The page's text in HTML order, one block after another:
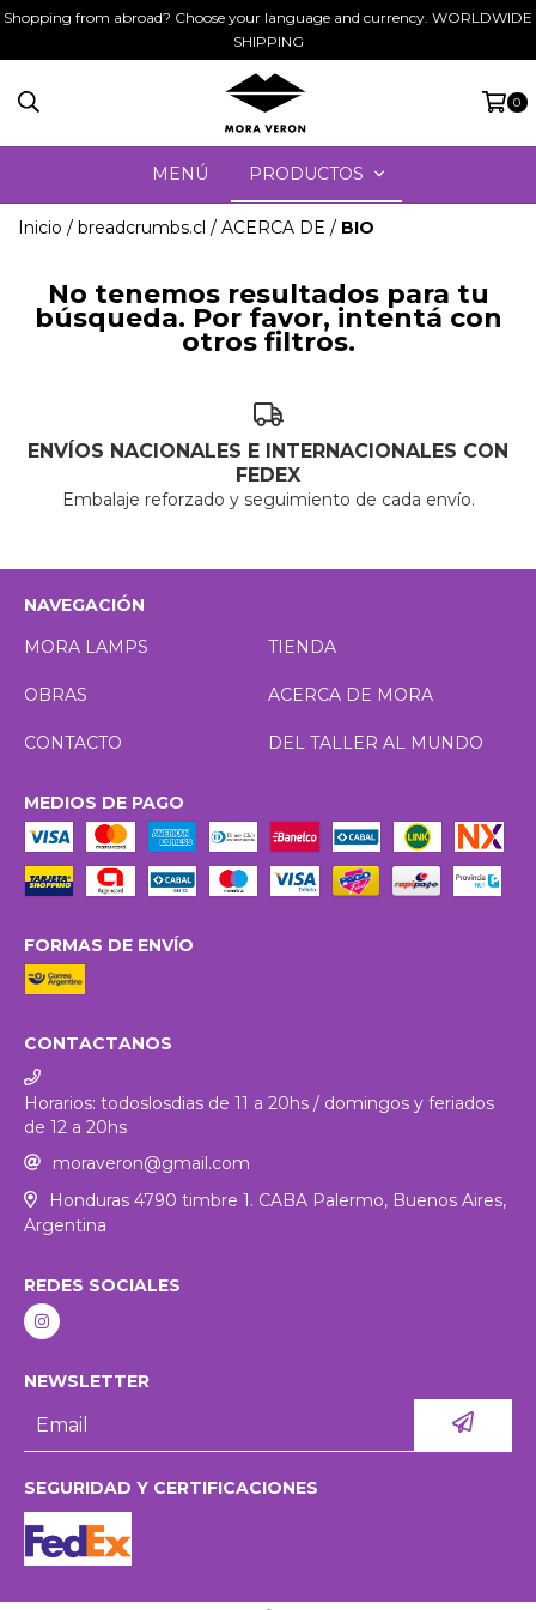
Shopping from abroad? Choose your language and currency. WORLDWIDE
SHIPPING
0
MENÚ PRODUCTOS
Inicio / breadcrumbs.cl / ACERCA DE / BIO
No tenemos resultados para tu
búsqueda. Por favor, intentá con
otros filtros.
ENVÍOS NACIONALES E INTERNACIONALES CON
FEDEX
Embalaje reforzado y seguimiento de cada envío.
NAVEGACIÓN
MORA LAMPS
TIENDA
OBRAS ACERCA DE MORA
CONTACTO DEL TALLER AL MUNDO
MEDIOS DE PAGO
FORMAS DE ENVÍO
CONTACTANOS
Horarios: todoslosdias de 11 a 20hs / domingos y feriados
de 12 a 20hs
moraveron@gmail.com
Honduras 4790 timbre 1. CABA Palermo, Buenos Aires,
Argentina
REDES SOCIALES
NEWSLETTER
SEGURIDAD Y CERTIFICACIONES